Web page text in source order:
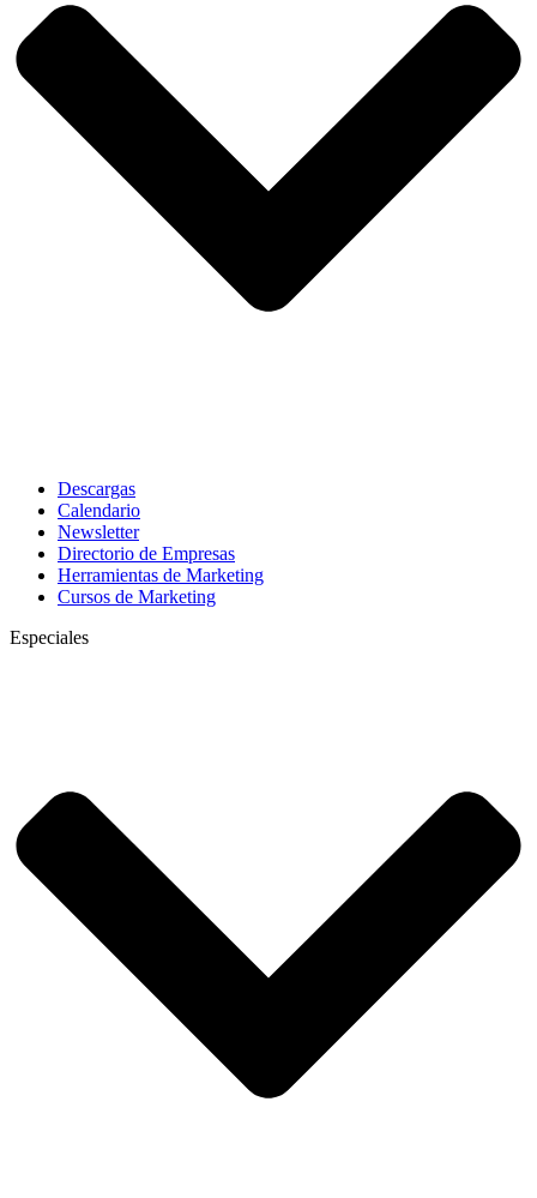
Descargas
Calendario
Newsletter
Directorio de Empresas
Herramientas de Marketing
Cursos de Marketing
Especiales